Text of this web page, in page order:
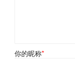
你的昵称*